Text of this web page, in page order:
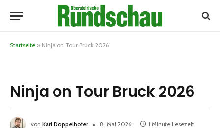
Startseite » Ninja on Tour Bruck 2026
Ninja on Tour Bruck 2026
von Karl Doppelhofer 8. Mai 2026 1 Minute Lesezeit